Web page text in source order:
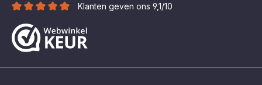
Klanten geven ons 9,1/10